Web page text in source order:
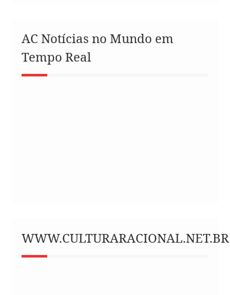
AC Notícias no Mundo em
Tempo Real
WWW.CULTURARACIONAL.NET.BR